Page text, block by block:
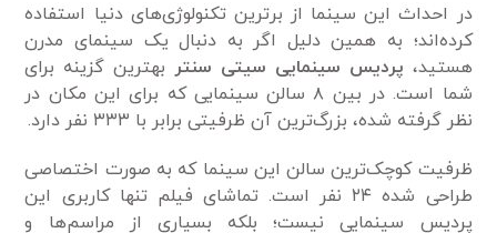
در احداث این سینما از برترین تکنولوژی‌های دنیا استفاده
کرده‌اند؛ به همین دلیل اگر به دنبال یک سینمای مدرن
هستید، پردیس سینمایی سیتی سنتر بهترین گزینه برای
شما است. در بین ۸ سالن سینمایی که برای این مکان در
نظر گرفته شده، بزرگ‌ترین آن ظرفیتی برابر با ۳۳۳ نفر دارد.
ظرفیت کوچک‌ترین سالن این سینما که به صورت اختصاصی
طراحی شده ۲۴ نفر است. تماشای فیلم تنها کاربری این
پردیس سینمایی نیست؛ بلکه بسیاری از مراسم‌ها و